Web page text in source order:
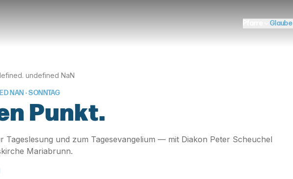
Glaube
undefined NaN
NAN · SONNTAG
Punkt.
Tageslesung und zum Tagesevangelium — mit Diakon Peter Scheuchel
Mariabrunn.